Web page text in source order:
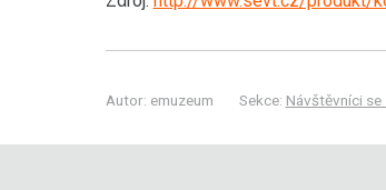
Autor: emuzeum Sekce: Návštěvníci se